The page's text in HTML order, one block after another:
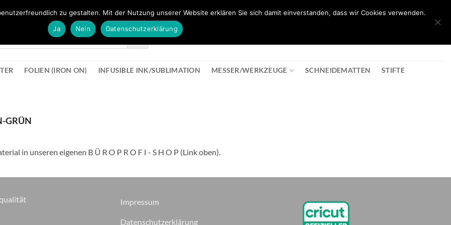
FOLIEN (IRON ON) INFUSIBLE INK/SUBLIMATION MESSER/WERKZEUGE SCHNEIDEMATTEN STIFTE
GRÜN
in unseren eigenen B Ü R O P R O F I - S H O P (Link oben).
Impressum
Datenschutzerklärung
zu gestalten. Mit der Nutzung unserer Website erklären Sie sich damit einverstanden, dass wir Cookies verwenden.
Ja
Nein Datenschutzerklärung